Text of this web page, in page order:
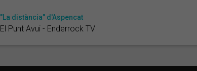
"La distància" d'Aspencat
El Punt Avui - Enderrock TV